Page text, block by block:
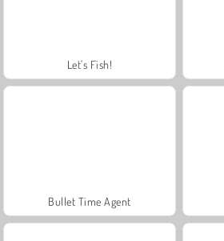
Let's Fish!
Bullet Time Agent